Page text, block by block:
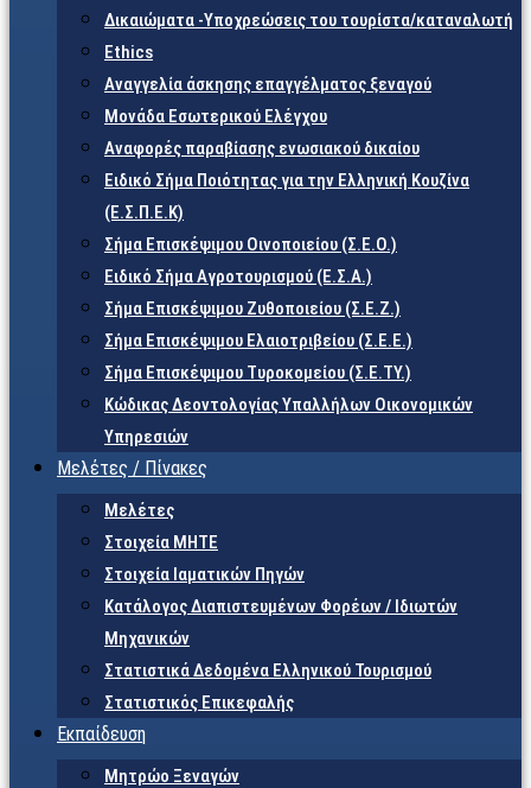
Δικαιώματα -Υποχρεώσεις του τουρίστα/καταναλωτή
Ethics
Αναγγελία άσκησης επαγγέλματος ξεναγού
Μονάδα Εσωτερικού Ελέγχου
Αναφορές παραβίασης ενωσιακού δικαίου
Ειδικό Σήμα Ποιότητας για την Ελληνική Κουζίνα
(Ε.Σ.Π.Ε.Κ)
Σήμα Επισκέψιμου Οινοποιείου (Σ.Ε.Ο.)
Ειδικό Σήμα Αγροτουρισμού (Ε.Σ.Α.)
Σήμα Επισκέψιμου Ζυθοποιείου (Σ.Ε.Ζ.)
Σήμα Επισκέψιμου Ελαιοτριβείου (Σ.Ε.Ε.)
Σήμα Επισκέψιμου Τυροκομείου (Σ.Ε.TY.)
Κώδικας Δεοντολογίας Υπαλλήλων Οικονομικών
Υπηρεσιών
Μελέτες / Πίνακες
Μελέτες
Στοιχεία ΜΗΤΕ
Στοιχεία Ιαματικών Πηγών
Κατάλογος Διαπιστευμένων Φορέων / Ιδιωτών
Μηχανικών
Στατιστικά Δεδομένα Ελληνικού Τουρισμού
Στατιστικός Επικεφαλής
Εκπαίδευση
Μητρώο Ξεναγών